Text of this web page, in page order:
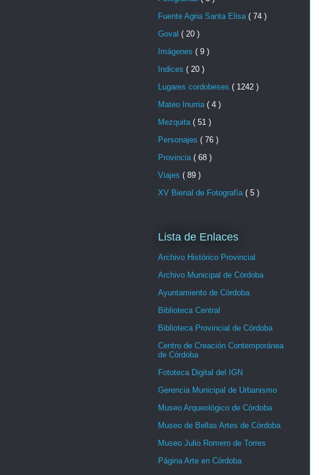
Fuente Agria Santa Elisa ( 74 )
Goval ( 20 )
Imágenes ( 9 )
Indices ( 20 )
Lugares cordobeses ( 1242 )
Mateo Inurria ( 4 )
Mezquita ( 51 )
Personajes ( 76 )
Provincia ( 68 )
Viajes ( 89 )
XV Bienal de Fotografía ( 5 )
Lista de Enlaces
Archivo Histórico Provincial
Archivo Municipal de Córdoba
Ayuntamiento de Córdoba
Biblioteca Central
Biblioteca Provincial de Córdoba
Centro de Creación Contemporánea
de Córdoba
Fototeca Digital del IGN
Gerencia Municipal de Urbanismo
Museo Arqueológico de Córdoba
Museo de Bellas Artes de Córdoba
Museo Julio Romero de Torres
Página Arte en Córdoba